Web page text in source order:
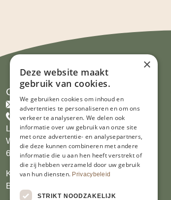
Contact
info@limburgsbakwinkeltje.nl
+31455226693
Limburgs Bakwinkeltje
Wijngaardsweg 16
6412 PJ Heerlen
KVK 14069470
BTW NL809913914.B01
×
Deze website maakt
gebruik van cookies.
We gebruiken cookies om inhoud en
advertenties te personaliseren en om ons
verkeer te analyseren. We delen ook
informatie over uw gebruik van onze site
met onze advertentie- en analysepartners,
die deze kunnen combineren met andere
informatie die u aan hen heeft verstrekt of
die zij hebben verzameld door uw gebruik
van hun diensten. Privacybeleid
STRIKT NOODZAKELIJK